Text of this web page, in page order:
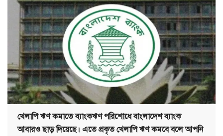
খেলাপি ঋণ কমাতে ব্যাংকঋণ পরিশোধে বাংলাদেশ ব্যাংক
আবারও ছাড় দিয়েছে। এতে প্রকৃত খেলাপি ঋণ কমবে বলে আপনি